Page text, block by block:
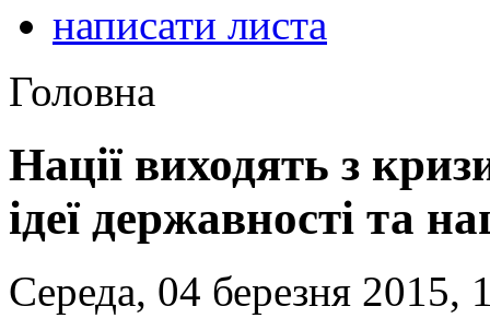
написати листа
Головна
Нації виходять з
ідеї державності та
Середа, 04 березня 2015,